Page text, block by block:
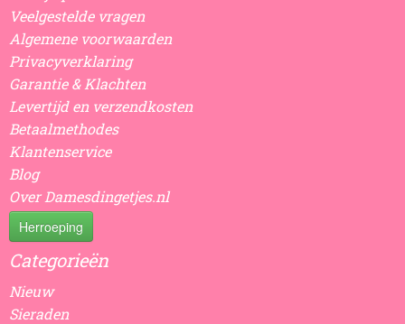
Veelgestelde vragen
Algemene voorwaarden
Privacyverklaring
Garantie & Klachten
Levertijd en verzendkosten
Betaalmethodes
Klantenservice
Blog
Over Damesdingetjes.nl
Herroeping
Categorieën
Nieuw
Sieraden